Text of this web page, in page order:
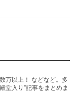
万以上！ などなど。多
堂入り”記事をまとめま